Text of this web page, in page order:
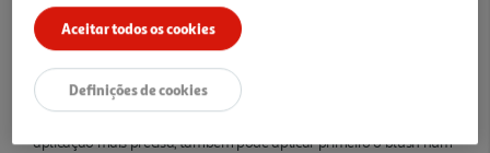
Informações de Marketing
Basta passar o stick diretamente nas maçãs do rosto ou lábios e
misturá-lo com um pincel ou com os dedos. A textura cremosa
aplicação mais precisa, também pode aplicar primeiro o blush num
Aceitar todos os cookies
Definições de cookies